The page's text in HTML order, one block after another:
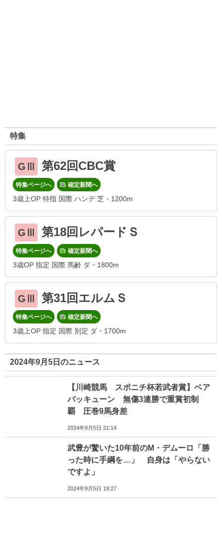
特集
GⅢ 第62回CBC賞
特集ページへ 確定新聞へ
3歳上OP 特指 国際 ハンデ 芝・1200m
GⅢ 第18回レパードＳ
特集ページへ 確定新聞へ
3歳OP 指定 国際 馬齢 ダ・1800m
GⅢ 第31回エルムＳ
特集ページへ 確定新聞へ
3歳上OP 指定 国際 別定 ダ・1700m
2024年9月5日のニュース
【川崎競馬 スポニチ杯若武者賞】ベア
バッキューン 無傷3連勝で重賞初制
覇 圧巻9馬身差
2024年9月5日 21:14
武豊が驚いた10年前のM・デムーロ「勝
った時に手綱を…」 自身は「やらない
ですよ」
2024年9月5日 19:27